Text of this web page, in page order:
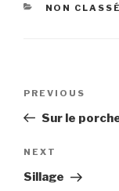
CATEGORIES
NON CLASSÉ
Previous
Post
PREVIOUS
Sur le
Next
Post
NEXT
Sillage